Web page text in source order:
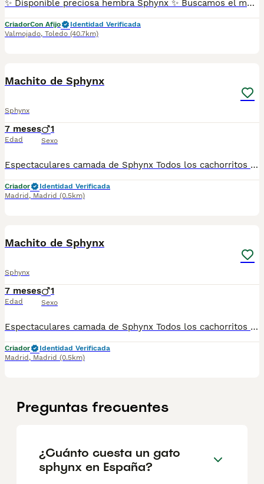
✨ Disponible preciosa hembra Sphynx ✨ Buscamos el mejor hogar para esta preciosa gatita Sphynx, criada en ambiente familiar y con todo el cariño y dedicación que caracteriza a Quetzal Cattery. 🐾 Carácter dulce y sociable. 🐾 Excelente salud y desarrollo. 🐾 Entregada con microchip, vacunas al día, desparasitada y pasaporte veterinario. Esterilizada. 🐾 Padres testados y controles veterinarios realizados. Nuestros gatitos crecen rodeados de atención, socialización y cuidados constantes para garantizar un excelente equilibrio físico y emocional. 📍 Se entregará a partir de la edad adecuada para su correcto desarrollo. Para más información, fotografías o condiciones de reserva, contactar por mensaje privado. Quetzal Cattery ❤️
CriadorCon Afijo
Identidad Verificada
Valmojado, Toledo (40.7km)
Machito de Sphynx
Sphynx
7 meses
Edad
1
Sexo
Espectaculares camada de Sphynx Todos los cachorritos se entregan con unos dos meses y medio de edad y sus vacunas correspondientes, desparasitados interna y externamente, con certificado de salud, y garantía tanto por enfermedad vírica como congénito genética. Posibilidad de entregar en toda España mediante transporte propio preparado para animales y con chofer privado. Los precios pueden variar según las características y morfología de cada cachorro. Añádenos al whats app o llámanos, y encantados atenderemos todas tus dudas y consultas. Teléfono / Whats app: 641 92 23 90
Criador
Identidad Verificada
Madrid , Madrid (0.5km)
Machito de Sphynx
Sphynx
7 meses
Edad
1
Sexo
Espectaculares camada de Sphynx Todos los cachorritos se entregan con unos dos meses y medio de edad y sus vacunas correspondientes, desparasitados interna y externamente, con certificado de salud, y garantía tanto por enfermedad vírica como congénito genética. Posibilidad de entregar en toda España mediante transporte propio preparado para animales y con chofer privado. Los precios pueden variar según las características y morfología de cada cachorro. Añádenos al whats app o llámanos, y encantados atenderemos todas tus dudas y consultas. Teléfono / Whats app: 641 92 23 90
Criador
Identidad Verificada
Madrid , Madrid (0.5km)
Preguntas frecuentes
¿Cuánto cuesta un gato
sphynx en España?